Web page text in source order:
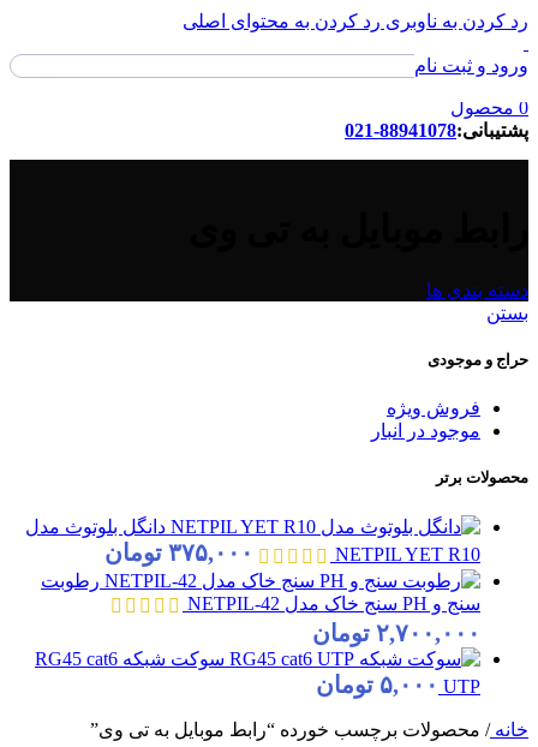
رد کردن به ناوبری رد کردن به محتوای اصلی
ورود و ثبت نام
ورود / ثبت نام
0 محصول
پشتیبانی:88941078-021
دسته بندی ها
بستن
حراج و موجودی
فروش ویژه
موجود در انبار
محصولات برتر
دانگل بلوتوث مدل
NETPIL YET R10
۳۷۵,۰۰۰ تومان
رطوبت
سنج و PH سنج خاک مدل NETPIL-42
۲,۷۰۰,۰۰۰ تومان
سوکت شبکه RG45 cat6
UTP ۵,۰۰۰ تومان
خانه/ محصولات برچسب خورده “رابط موبایل به تی وی”